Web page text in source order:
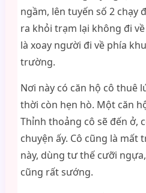
ngầm, lên tuyến số 2 chạy
ra khỏi trạm lại không đi
là xoay người đi về phía
trường.
Nơi này có căn hộ cô thuê
thời còn hẹn hò. Một căn
Thỉnh thoảng cô sẽ đến ở,
chuyện ấy. Cô cũng là mất
này, dùng tư thế cưỡi
cũng rất sướng.